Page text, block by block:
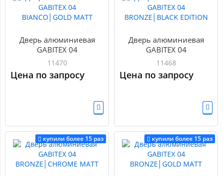
Дверь алюминиевая
GABITEX 04
BIANCO│GOLD MATT
11470
Цена по запросу
Дверь алюминиевая
GABITEX 04
BRONZE│BLACK EDITION
11468
Цена по запросу
купили более 15 раз купили более 15 раз